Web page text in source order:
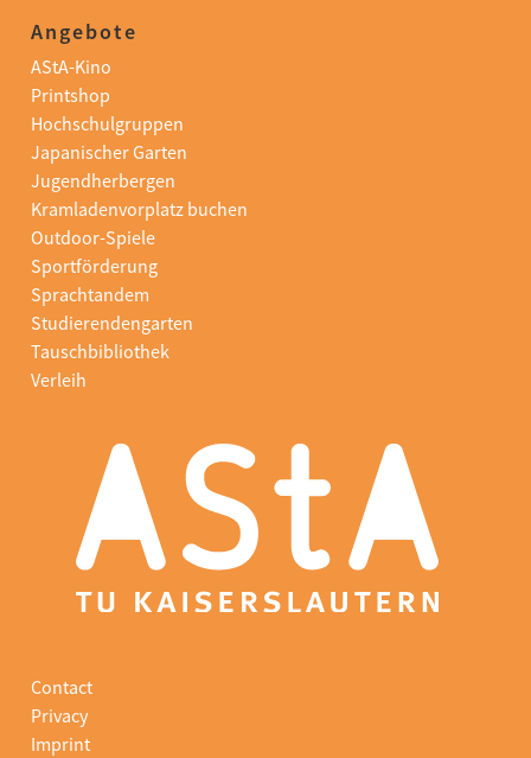
Angebote
AStA-Kino
Printshop
Hochschulgruppen
Japanischer Garten
Jugendherbergen
Kramladenvorplatz buchen
Outdoor-Spiele
Sportförderung
Sprachtandem
Studierendengarten
Tauschbibliothek
Verleih
Contact
Privacy
Imprint